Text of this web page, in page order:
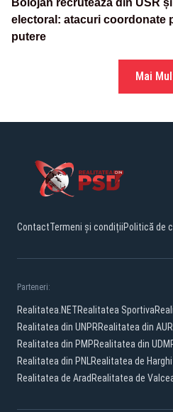
Bolojan recrutează din USR
electoral: atacuri coordonate
putere
Mai
ContactTermeni și condițiiPolitică de
Parteneri:
Realitatea.NETRealitatea Sportiva
Realitatea din UNPRRealitatea din AUR
Realitatea din PMPRealitatea din
Realitatea din PNLRealitatea de
Realitatea de Arad Realitatea de